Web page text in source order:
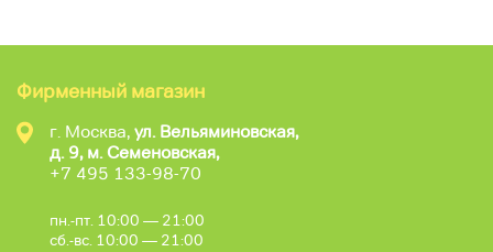
Фирменный магазин
г. Москва, ул. Вельяминовская,
д. 9, м. Семеновская,
+7 495 133-98-70
пн.-пт. 10:00 — 21:00
сб.-вс. 10:00 — 21:00